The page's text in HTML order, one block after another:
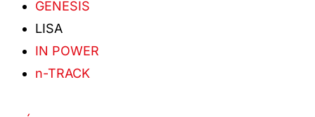
GENESIS
LISA
IN POWER
n-TRACK